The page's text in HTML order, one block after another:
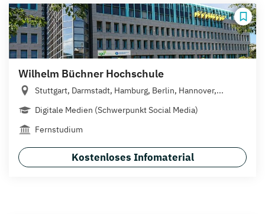
Wilhelm Büchner Hochschule
Stuttgart, Darmstadt, Hamburg, Berlin, Hannover,...
Digitale Medien (Schwerpunkt Social Media)
Fernstudium
Kostenloses Infomaterial